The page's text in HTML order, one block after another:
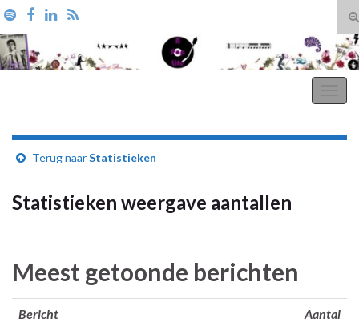
Search for:
Terug naarStatistieken
Statistieken weergave aantallen
Meest getoonde berichten
Bericht Aantal